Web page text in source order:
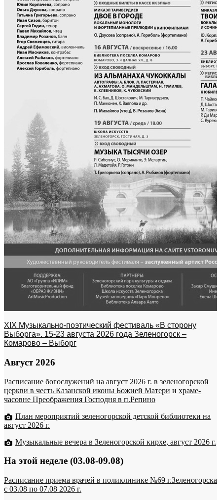
XIX Музыкально-поэтический фестиваль «В сторону
Выборга». 15-23 августа 2026 года Зеленогорск –
Комарово – Выборг
Август 2026
Расписание богослужений на август 2026 г. в зеленогорской
церкви в честь Казанской иконы Божией Матери и храме-
часовне Преображения Господня в п.Репино
План мероприятий зеленогорской детской библиотеки на
август 2026 г.
Музыкальные вечера в Зеленогорской кирхе, август 2026 г.
На этой неделе (03.08-09.08)
Расписание приема врачей в поликлинике №69 г.Зеленогорска
c 03.08 по 07.08 2026 г.